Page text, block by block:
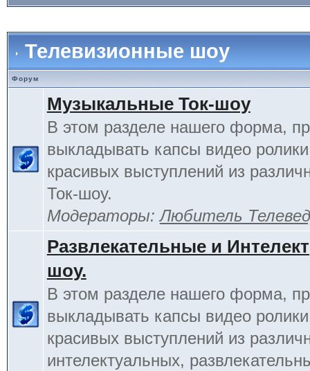
Телевизионные шоу
Форум
Музыкальные Ток-шоу
В этом разделе нашего форма,
выкладывать капсы видео
красивых выступлений из
Ток-шоу.
Модераторы:Любитель
Развлекательные и
шоу.
В этом разделе нашего форма,
выкладывать капсы видео
красивых выступлений из
интелектуальных,